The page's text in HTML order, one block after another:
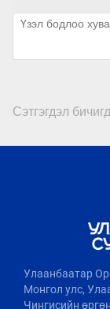
Сэтгэгдэл
Улаанбаатар
Монгол улс,
Чингисийн